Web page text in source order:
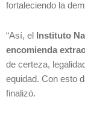
fortaleciendo la
“Así, el
Instituto
encomienda
de certeza,
equidad. Con esto
finalizó.